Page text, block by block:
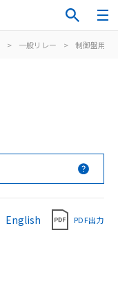
> 一般リレー > 制御盤用
English PDF出力